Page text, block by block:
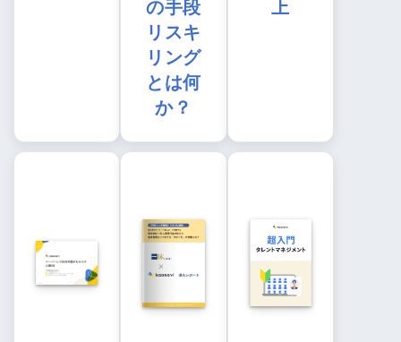
の手段
リスキ
リング
とは何
か？
上